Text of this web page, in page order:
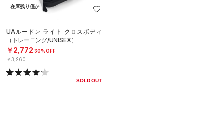
在庫残り僅か
UAルードン ライト クロスボディ
（トレーニング/UNISEX）
￥2,772 30%OFF
￥3,960
SOLD OUT